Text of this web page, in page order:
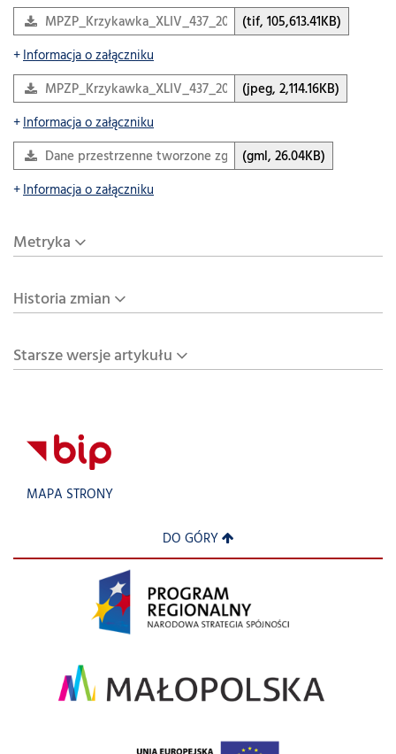
MPZP_Krzykawka_XLIV_437_2022.tif(tif, 105,613.41KB)
Informacja o załączniku
MPZP_Krzykawka_XLIV_437_2022_legenda.jpeg
(jpeg, 2,114.16KB)
Informacja o załączniku
Dane przestrzenne tworzone zgodnie z art.67a ustawy o…
(gml, 26.04KB)
Informacja o załączniku
Metryka
Historia zmian
Starsze wersje artykułu
MAPA STRONY
DO GÓRY